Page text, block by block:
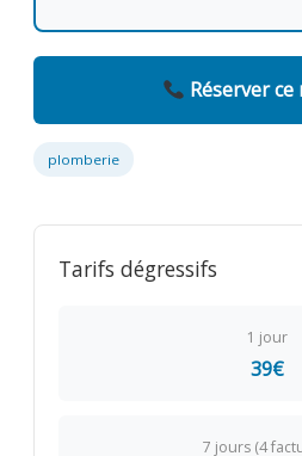
Réserver
plomberie
Tarifs dégressifs
1 jour
39€
7 jours (4